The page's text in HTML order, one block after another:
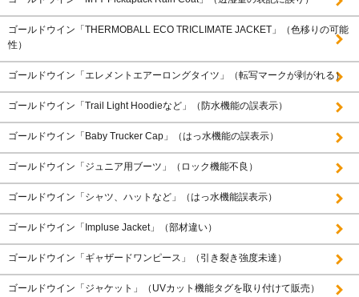
ゴールドウイン「THERMOBALL ECO TRICLIMATE JACKET」（色移りの可能
性）
ゴールドウイン「エレメントエアーロングタイツ」（転写マークが剥がれる）
ゴールドウイン「Trail Light Hoodieなど」（防水機能の誤表示）
ゴールドウイン「Baby Trucker Cap」（はっ水機能の誤表示）
ゴールドウイン「ジュニア用ブーツ」（ロック機能不良）
ゴールドウイン「シャツ、ハットなど」（はっ水機能誤表示）
ゴールドウイン「Impluse Jacket」（部材違い）
ゴールドウイン「ギャザードワンピース」（引き裂き強度未達）
ゴールドウイン「ジャケット」（UVカット機能タグを取り付けて販売）